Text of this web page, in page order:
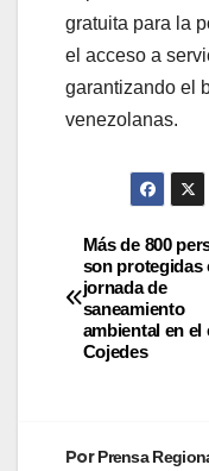
gratuita para la
el acceso a
garantizando el
venezolanas.
Más de 800
son protegidas
jornada de
saneamiento
ambiental en el
Cojedes
PorPrensa